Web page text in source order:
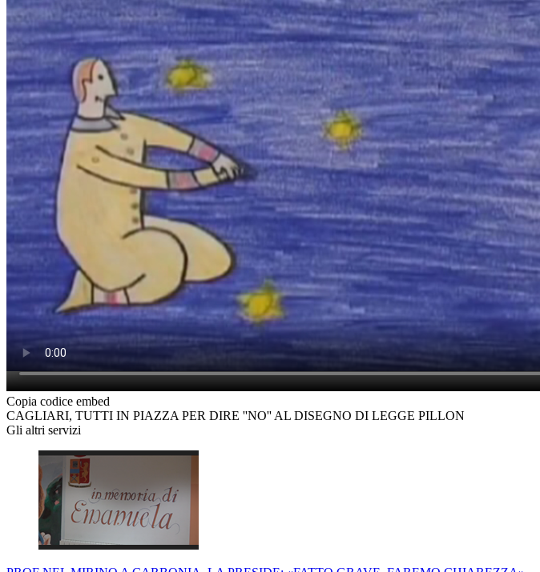
Copia codice embed
CAGLIARI, TUTTI IN PIAZZA PER DIRE ''NO'' AL DISEGNO DI LEGGE PILLON
Gli altri servizi